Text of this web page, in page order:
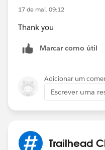
17 de mai. 09:12
Thank you
Marcar como útil
Adicionar um
Escrever uma
Trailhead